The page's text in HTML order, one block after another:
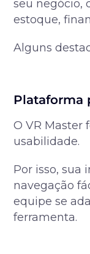
seu negócio,
estoque,
Alguns
Plataforma
O VR Master
usabilidade.
Por isso, sua
navegação
equipe se
ferramenta.